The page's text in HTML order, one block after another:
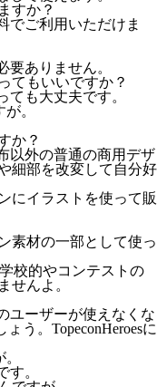
すか？
でご利用いただけま
要ありません。
てもいいですか？
ても大丈夫です。
。
か？
以外の普通の商用デザ
細部を改変して自分好
にイラストを使って販
素材の一部として使っ
校的やコンテストの
せんよ。
ユーザーが使えなくな
う。TopeconHeroesに
す。